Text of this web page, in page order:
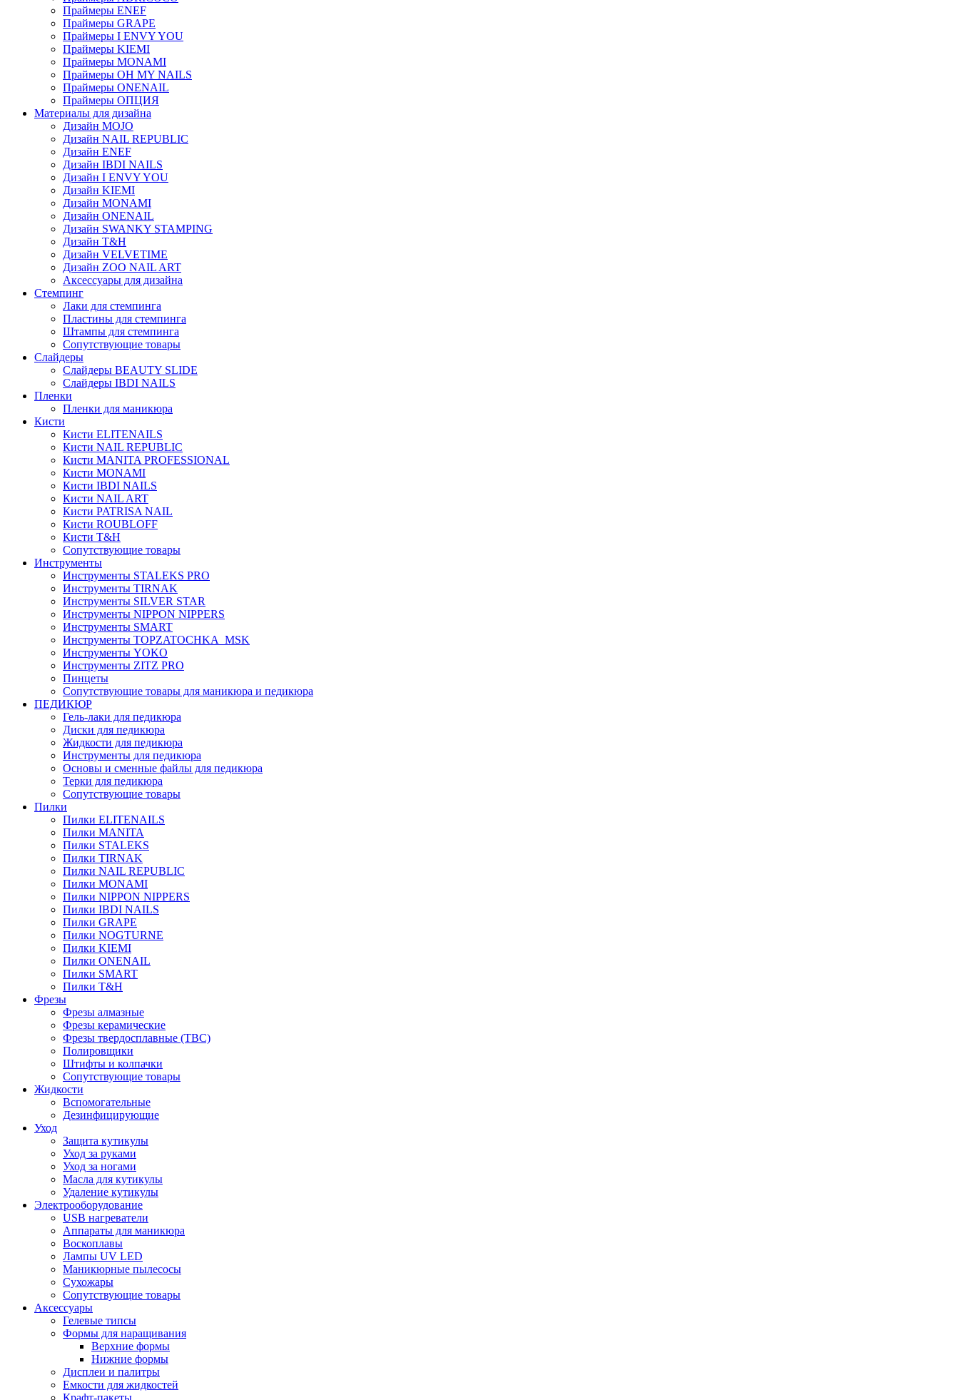
Праймеры ENEF
Праймеры GRAPE
Праймеры I ENVY YOU
Праймеры KIEMI
Праймеры MONAMI
Праймеры OH MY NAILS
Праймеры ONENAIL
Праймеры ОПЦИЯ
Материалы для дизайна
Дизайн MOJO
Дизайн NAIL REPUBLIC
Дизайн ENEF
Дизайн IBDI NAILS
Дизайн I ENVY YOU
Дизайн KIEMI
Дизайн MONAMI
Дизайн ONENAIL
Дизайн SWANKY STAMPING
Дизайн T&H
Дизайн VELVETIME
Дизайн ZOO NAIL ART
Аксессуары для дизайна
Стемпинг
Лаки для стемпинга
Пластины для стемпинга
Штампы для стемпинга
Сопутствующие товары
Слайдеры
Слайдеры BEAUTY SLIDE
Слайдеры IBDI NAILS
Пленки
Пленки для маникюра
Кисти
Кисти ELITENAILS
Кисти NAIL REPUBLIC
Кисти MANITA PROFESSIONAL
Кисти MONAMI
Кисти IBDI NAILS
Кисти NAIL ART
Кисти PATRISA NAIL
Кисти ROUBLOFF
Кисти T&H
Сопутствующие товары
Инструменты
Инструменты STALEKS PRO
Инструменты TIRNAK
Инструменты SILVER STAR
Инструменты NIPPON NIPPERS
Инструменты SMART
Инструменты TOPZATOCHKA_MSK
Инструменты YOKO
Инструменты ZITZ PRO
Пинцеты
Сопутствующие товары для маникюра и педикюра
ПЕДИКЮР
Гель-лаки для педикюра
Диски для педикюра
Жидкости для педикюра
Инструменты для педикюра
Основы и сменные файлы для педикюра
Терки для педикюра
Сопутствующие товары
Пилки
Пилки ELITENAILS
Пилки MANITA
Пилки STALEKS
Пилки TIRNAK
Пилки NAIL REPUBLIC
Пилки MONAMI
Пилки NIPPON NIPPERS
Пилки IBDI NAILS
Пилки GRAPE
Пилки NOGTURNE
Пилки KIEMI
Пилки ONENAIL
Пилки SMART
Пилки T&H
Фрезы
Фрезы алмазные
Фрезы керамические
Фрезы твердосплавные (ТВС)
Полировщики
Штифты и колпачки
Сопутствующие товары
Жидкости
Вспомогательные
Дезинфицирующие
Уход
Защита кутикулы
Уход за руками
Уход за ногами
Масла для кутикулы
Удаление кутикулы
Электрооборудование
USB нагреватели
Аппараты для маникюра
Воскоплавы
Лампы UV LED
Маникюрные пылесосы
Сухожары
Сопутствующие товары
Аксессуары
Гелевые типсы
Формы для наращивания
Верхние формы
Нижние формы
Дисплеи и палитры
Емкости для жидкостей
Крафт-пакеты